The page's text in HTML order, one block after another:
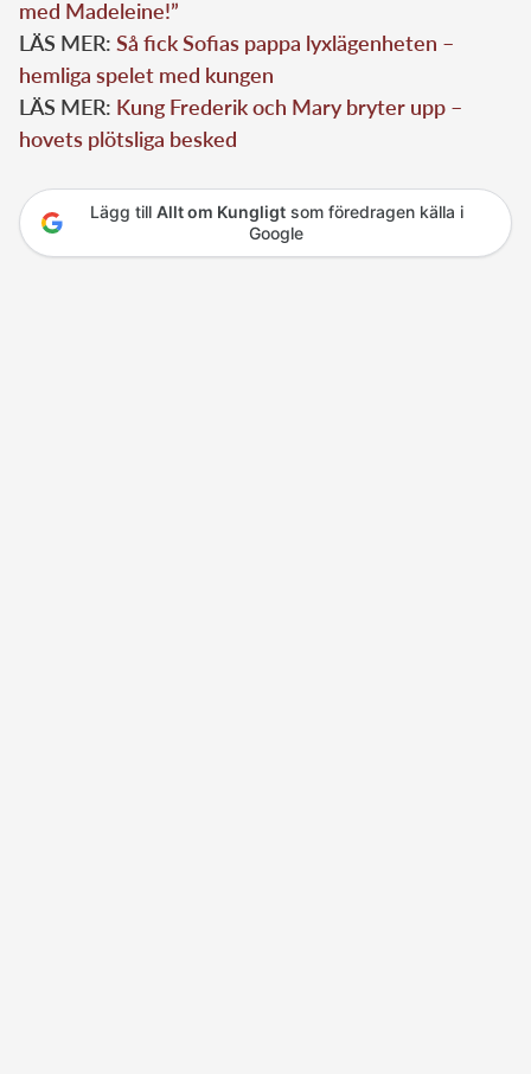
med Madeleine!”
LÄS MER: Så fick Sofias pappa lyxlägenheten –
hemliga spelet med kungen
LÄS MER: Kung Frederik och Mary bryter upp –
hovets plötsliga besked
Lägg till Allt om Kungligtsom föredragen källa i
Google